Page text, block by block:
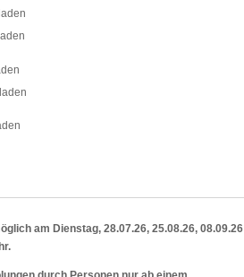
am Dienstag, 28.07.26, 25.08.26, 08.09.26